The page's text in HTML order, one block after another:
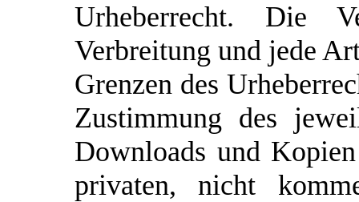
Urheberrecht. Die
Verbreitung und jede
Grenzen des
Zustimmung des
Downloads und
privaten, nicht